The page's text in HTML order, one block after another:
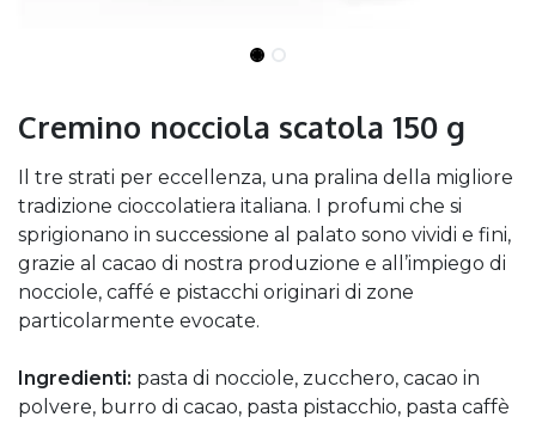
Cremino nocciola scatola 150 g
Il tre strati per eccellenza, una pralina della migliore
tradizione cioccolatiera italiana. I profumi che si
sprigionano in successione al palato sono vividi e fini,
grazie al cacao di nostra produzione e all’impiego di
nocciole, caffé e pistacchi originari di zone
particolarmente evocate.
Ingredienti: pasta di nocciole, zucchero, cacao in
polvere, burro di cacao, pasta pistacchio, pasta caffè